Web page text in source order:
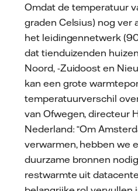
Omdat de temperatuur
graden Celsius) nog ver
het leidingennetwerk
dat tienduizenden
Noord, -Zuidoost en
kan een grote
temperatuurverschil
van Ofwegen, directeur
Nederland: “Om
verwarmen, hebben we
duurzame bronnen
restwarmte uit